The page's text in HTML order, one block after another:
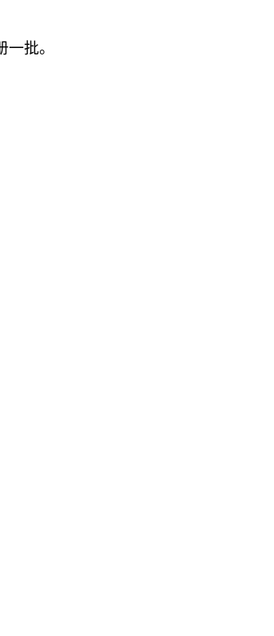
批。